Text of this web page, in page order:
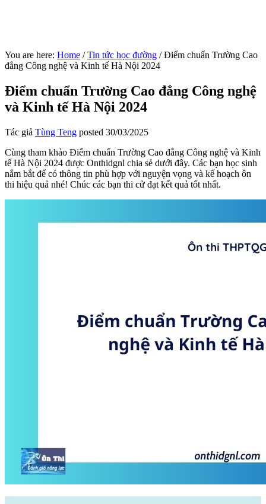
You are here: Home / Tin tức học đường /Điểm chuẩn Trường Cao
đẳng Công nghệ và Kinh tế Hà Nội 2024
Điểm chuẩn Trường Cao đẳng Công nghệ
và Kinh tế Hà Nội 2024
Tác giả Tùng Teng posted 30/03/2025
Cùng tham khảo Điểm chuẩn Trường Cao đẳng Công nghệ và Kinh
tế Hà Nội 2024 được Onthidgnl chia sẻ dưới đây. Các bạn học sinh
nắm bắt để có thông tin phù hợp với nguyện vọng và kế hoạch ôn
thi hiệu quả nhé! Chúc các bạn thi cử đạt kết quả tốt nhất.